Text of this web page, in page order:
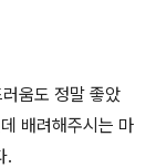
움도 정말 좋았
배려해주시는 마
.